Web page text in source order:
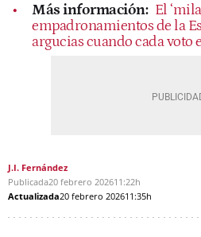
Más información: El
empadronamientos de la
argucias cuando cada voto
J.I. Fernández
Publicada20 febrero 202611:22h
Actualizada20 febrero 202611:35h